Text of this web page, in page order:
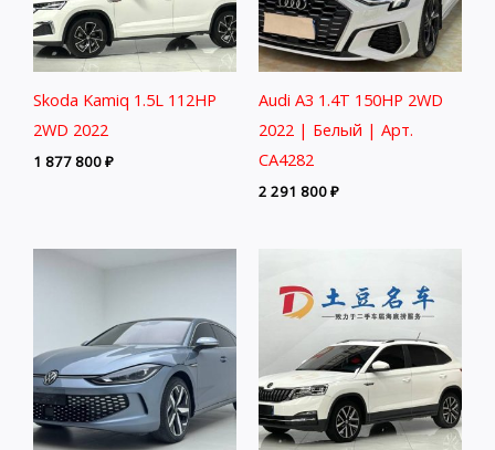
Skoda Kamiq 1.5L 112HP
2WD 2022
1 877 800₽
Audi A3 1.4T 150HP 2WD
2022 | Белый | Арт.
CA4282
2 291 800₽